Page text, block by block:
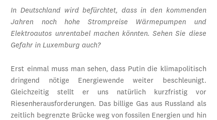
In Deutschland wird befürchtet, dass in den kommenden
Jahren noch hohe Strompreise Wärmepumpen und
Elektroautos unrentabel machen könnten. Sehen Sie diese
Gefahr in Luxemburg auch?
Erst einmal muss man sehen, dass Putin die klimapolitisch
dringend nötige Energiewende weiter beschleunigt.
Gleichzeitig stellt er uns natürlich kurzfristig vor
Riesenherausforderungen. Das billige Gas aus Russland als
zeitlich begrenzte Brücke weg von fossilen Energien und hin